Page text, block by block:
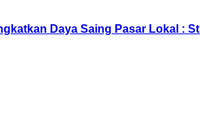
Daya Saing Pasar Lokal :